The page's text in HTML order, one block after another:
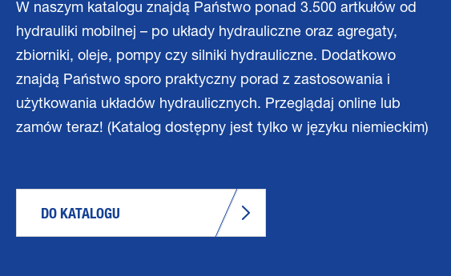
W naszym katalogu znajdą Państwo ponad 3.500 artkułów od
hydrauliki mobilnej – po układy hydrauliczne oraz agregaty,
zbiorniki, oleje, pompy czy silniki hydrauliczne. Dodatkowo
znajdą Państwo sporo praktyczny porad z zastosowania i
użytkowania układów hydraulicznych. Przeglądaj online lub
zamów teraz! (Katalog dostępny jest tylko w języku niemieckim)
DO KATALOGU